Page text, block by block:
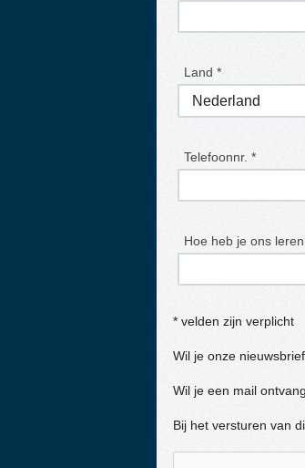
Land *
Telefoonnr. *
Hoe heb je ons
* velden zijn verplicht
Wil je onze
Wil je een mail
Bij het versturen van